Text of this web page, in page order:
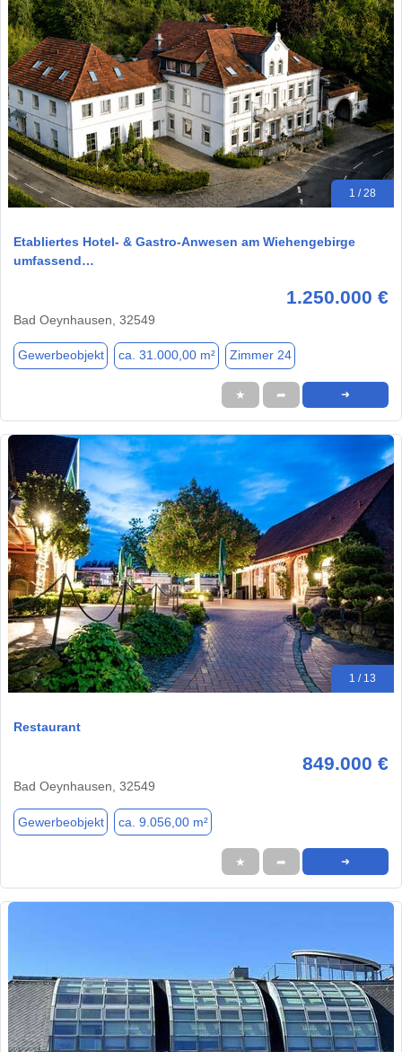
1 / 28
Etabliertes Hotel- & Gastro-Anwesen am Wiehengebirge
umfassend…
1.250.000 €
Bad Oeynhausen, 32549
Gewerbeobjekt ca. 31.000,00 m² Zimmer 24
★ ➦ ➜
1 / 13
Restaurant
849.000 €
Bad Oeynhausen, 32549
Gewerbeobjekt ca. 9.056,00 m²
★ ➦ ➜